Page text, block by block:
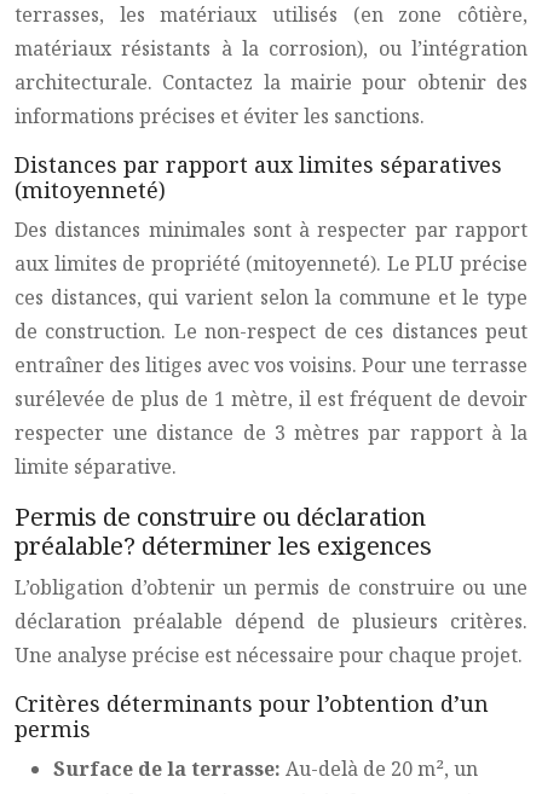
terrasses, les matériaux utilisés (en zone côtière,
matériaux résistants à la corrosion), ou l’intégration
architecturale. Contactez la mairie pour obtenir des
informations précises et éviter les sanctions.
Distances par rapport aux limites séparatives
(mitoyenneté)
Des distances minimales sont à respecter par rapport
aux limites de propriété (mitoyenneté). Le PLU précise
ces distances, qui varient selon la commune et le type
de construction. Le non-respect de ces distances peut
entraîner des litiges avec vos voisins. Pour une terrasse
surélevée de plus de 1 mètre, il est fréquent de devoir
respecter une distance de 3 mètres par rapport à la
limite séparative.
Permis de construire ou déclaration
préalable? déterminer les exigences
L’obligation d’obtenir un permis de construire ou une
déclaration préalable dépend de plusieurs critères.
Une analyse précise est nécessaire pour chaque projet.
Critères déterminants pour l’obtention d’un
permis
Surface de la terrasse: Au-delà de 20 m², un